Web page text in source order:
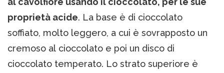
proprietà acide. La base è di cioccolato
soffiato, molto leggero, a cui è sovrapposto un
cremoso al cioccolato e poi un disco di
cioccolato temperato. Lo strato superiore è